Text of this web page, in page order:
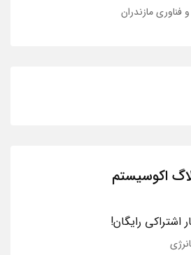
فناوری مازندران
اکوسیستم
اشتراکی رایگان!